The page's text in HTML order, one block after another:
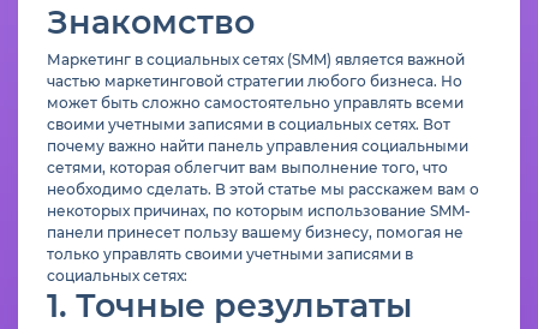
Знакомство
Маркетинг в социальных сетях (SMM) является важной
частью маркетинговой стратегии любого бизнеса. Но
может быть сложно самостоятельно управлять всеми
своими учетными записями в социальных сетях. Вот
почему важно найти панель управления социальными
сетями, которая облегчит вам выполнение того, что
необходимо сделать. В этой статье мы расскажем вам о
некоторых причинах, по которым использование SMM-
панели принесет пользу вашему бизнесу, помогая не
только управлять своими учетными записями в
социальных сетях:
1. Точные результаты